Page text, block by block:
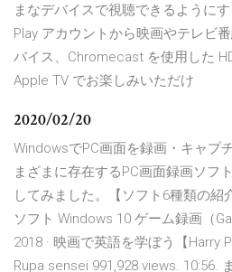
まなデバイスで視聴できるように
Play アカウントから映画やテレビ
バイス、Chromecast を使用した
Apple TV でお楽しみいただけ
2020/02/20
WindowsでPC画面を録画・キャプ
まざまに存在するPC画面録画ソフ
してみました。【ソフト6種類の
ソフト Windows 10 ゲーム録画（
2018 · 映画で英語を学ぼう【Harry
Rupa sensei 991,928 views. 10:56.